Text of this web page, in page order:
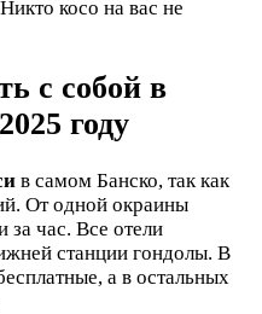
косо на вас не
с собой в
году
в самом Банско, так как
От одной окраины
час. Все отели
станции гондолы. В
а в остальных